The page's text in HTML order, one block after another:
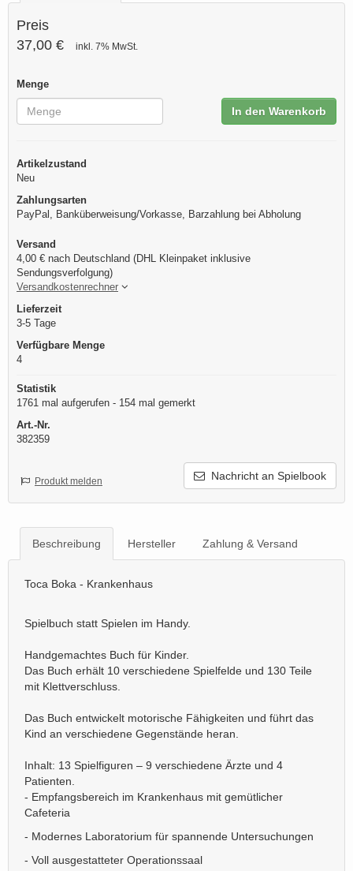
Preis
37,00 €
inkl. 7% MwSt.
Menge
In den Warenkorb
Artikelzustand
Neu
Zahlungsarten
PayPal, Banküberweisung/Vorkasse, Barzahlung bei Abholung
Versand
4,00 € nach Deutschland (DHL Kleinpaket inklusive
Sendungsverfolgung)
Versandkostenrechner
Lieferzeit
3-5 Tage
Verfügbare Menge
4
Statistik
1761 mal aufgerufen - 154 mal gemerkt
Art.-Nr.
382359
Nachricht an Spielbook
Produkt melden
Beschreibung Hersteller Zahlung & Versand
Toca Boka - Krankenhaus
Spielbuch statt Spielen im Handy.
Handgemachtes Buch für Kinder.
Das Buch erhält 10 verschiedene Spielfelde und 130 Teile
mit Klettverschluss.
Das Buch entwickelt motorische Fähigkeiten und führt das
Kind an verschiedene Gegenstände heran.
Inhalt: 13 Spielfiguren – 9 verschiedene Ärzte und 4
Patienten.
- Empfangsbereich im Krankenhaus mit gemütlicher
Cafeteria
- Modernes Laboratorium für spannende Untersuchungen
- Voll ausgestatteter Operationssaal